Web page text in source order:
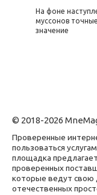
На фоне
муссонов
значение
© 2018-2026
Проверенные
пользоваться
площадка
проверенных
которые ведут свою
отечественных